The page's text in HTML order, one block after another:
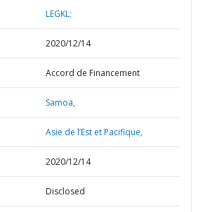
LEGKL;
2020/12/14
Accord de Financement
Samoa,
Asie de l’Est et Pacifique,
2020/12/14
Disclosed